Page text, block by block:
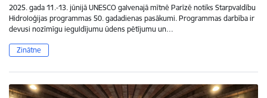
2025. gada 11.-13. jūnijā UNESCO galvenajā mītnē Parīzē notiks Starpvaldību
Hidroloģijas programmas 50. gadadienas pasākumi. Programmas darbība ir
devusi nozīmīgu ieguldījumu ūdens pētījumu un…
Zinātne